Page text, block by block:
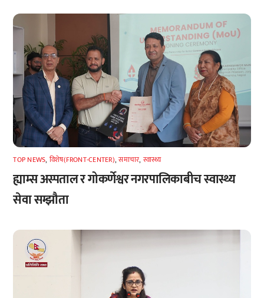
TOP NEWS, विशेष(FRONT-CENTER),समाचार, स्वास्थ्य
ह्याम्स अस्पताल र गोकर्णेश्वर नगरपालिकाबीच स्वास्थ्य
सेवा सम्झौता